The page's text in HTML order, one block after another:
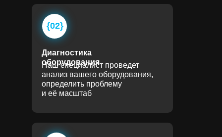
Наш специалист проведет
анализ вашего оборудования,
определить проблему
и её масштаб
Диагностика
оборудования
{02}